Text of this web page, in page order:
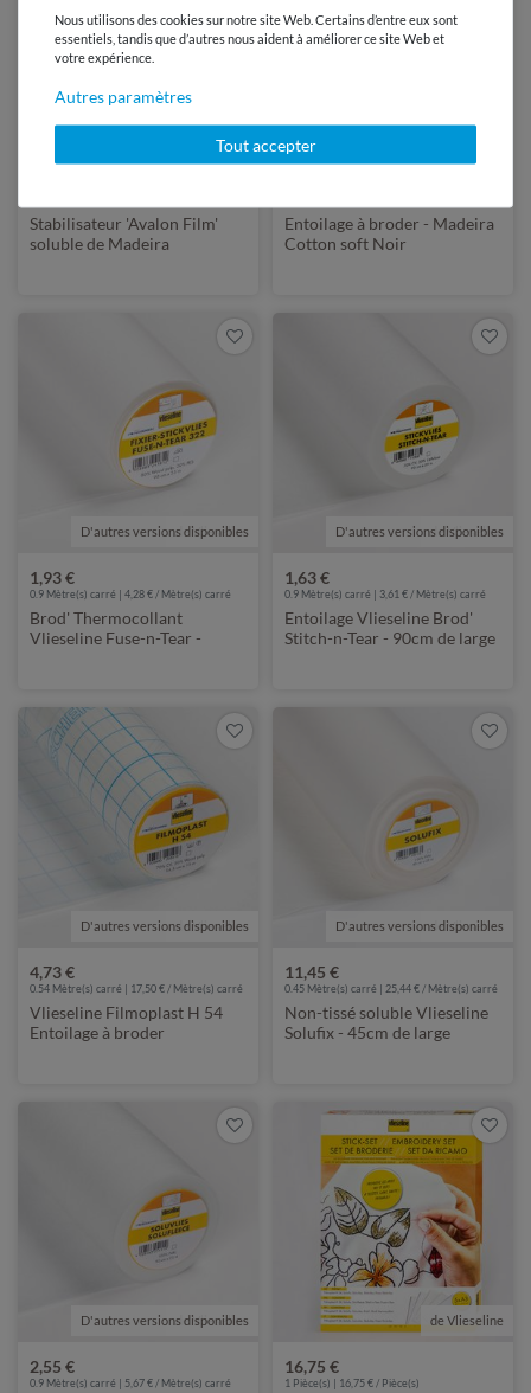
de Madeira
Stabilisateur 'Avalon Film'
soluble de Madeira
Entoilage à broder - Madeira
Cotton soft Noir
de Vlieseline
D'autres versions disponibles
1,93 €
0.9 Mètre(s) carré | 4,28 € / Mètre(s) carré
Brod' Thermocollant
Vlieseline Fuse-n-Tear -
de Vlieseline
D'autres versions disponibles
1,63 €
0.9 Mètre(s) carré | 3,61 € / Mètre(s) carré
Entoilage Vlieseline Brod'
Stitch-n-Tear - 90cm de large
de Vlieseline
D'autres versions disponibles
4,73 €
0.54 Mètre(s) carré | 17,50 € / Mètre(s) carré
Vlieseline Filmoplast H 54
Entoilage à broder
de Vlieseline
D'autres versions disponibles
11,45 €
0.45 Mètre(s) carré | 25,44 € / Mètre(s) carré
Non-tissé soluble Vlieseline
Solufix - 45cm de large
de Vlieseline
D'autres versions disponibles
2,55 €
0.9 Mètre(s) carré | 5,67 € / Mètre(s) carré
de Vlieseline
16,75 €
1 Pièce(s) | 16,75 € / Pièce(s)
Nous utilisons des cookies sur notre site Web. Certains d’entre eux sont
essentiels, tandis que d’autres nous aident à améliorer ce site Web et
votre expérience.
Autres paramètres
Tout accepter